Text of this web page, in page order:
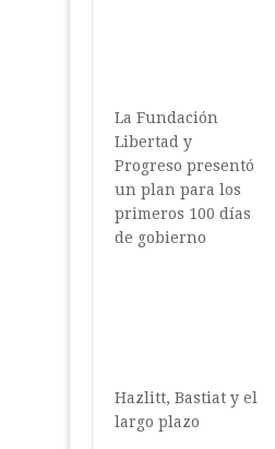
La Fundación
Libertad y
Progreso presentó
un plan para los
primeros 100 días
de gobierno
Hazlitt, Bastiat y el
largo plazo